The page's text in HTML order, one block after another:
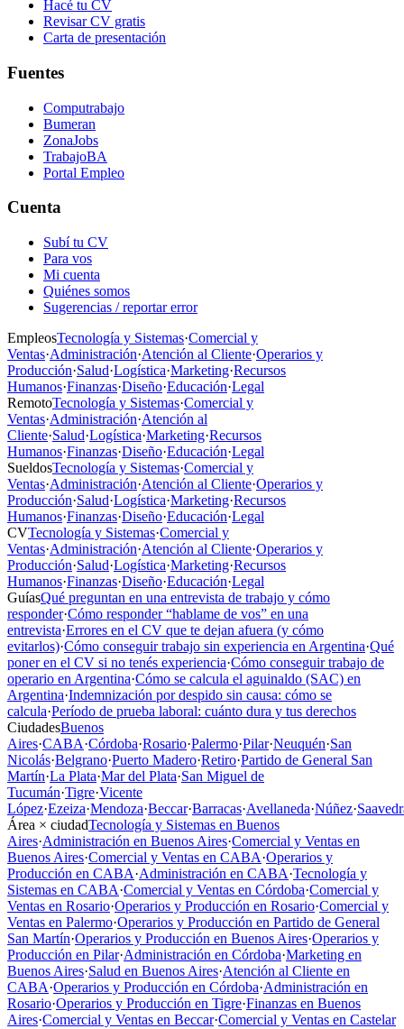
Hacé tu CV
Revisar CV gratis
Carta de presentación
Fuentes
Computrabajo
Bumeran
ZonaJobs
TrabajoBA
Portal Empleo
Cuenta
Subí tu CV
Para vos
Mi cuenta
Quiénes somos
Sugerencias / reportar error
EmpleosTecnología y Sistemas·Comercial y
Ventas·Administración·Atención al Cliente·Operarios y
Producción·Salud·Logística·Marketing·Recursos
Humanos·Finanzas·Diseño·Educación·Legal
RemotoTecnología y Sistemas·Comercial y
Ventas·Administración·Atención al
Cliente·Salud·Logística·Marketing·Recursos
Humanos·Finanzas·Diseño·Educación·Legal
SueldosTecnología y Sistemas·Comercial y
Ventas·Administración·Atención al Cliente·Operarios y
Producción·Salud·Logística·Marketing·Recursos
Humanos·Finanzas·Diseño·Educación·Legal
CVTecnología y Sistemas·Comercial y
Ventas·Administración·Atención al Cliente·Operarios y
Producción·Salud·Logística·Marketing·Recursos
Humanos·Finanzas·Diseño·Educación·Legal
GuíasQué preguntan en una entrevista de trabajo y cómo
responder·Cómo responder “hablame de vos” en una
entrevista·Errores en el CV que te dejan afuera (y cómo
evitarlos)·Cómo conseguir trabajo sin experiencia en Argentina·Qué
poner en el CV si no tenés experiencia·Cómo conseguir trabajo de
operario en Argentina·Cómo se calcula el aguinaldo (SAC) en
Argentina·Indemnización por despido sin causa: cómo se
calcula·Período de prueba laboral: cuánto dura y tus derechos
CiudadesBuenos
Aires·CABA·Córdoba·Rosario·Palermo·Pilar·Neuquén·San
Nicolás·Belgrano·Puerto Madero·Retiro·Partido de General San
Martín·La Plata·Mar del Plata·San Miguel de
Tucumán·Tigre·Vicente
López·Ezeiza·Mendoza·Beccar·Barracas·Avellaneda·Núñez·
Área × ciudadTecnología y Sistemas en Buenos
Aires·Administración en Buenos Aires·Comercial y Ventas en
Buenos Aires·Comercial y Ventas en CABA·Operarios y
Producción en CABA·Administración en CABA·Tecnología y
Sistemas en CABA·Comercial y Ventas en Córdoba·Comercial y
Ventas en Rosario·Operarios y Producción en Rosario·Comercial y
Ventas en Palermo·Operarios y Producción en Partido de General
San Martín·Operarios y Producción en Buenos Aires·Operarios y
Producción en Pilar·Administración en Córdoba·Marketing en
Buenos Aires·Salud en Buenos Aires·Atención al Cliente en
CABA·Operarios y Producción en Córdoba·Administración en
Rosario·Operarios y Producción en Tigre·Finanzas en Buenos
Aires·Comercial y Ventas en Beccar·Comercial y Ventas en Castelar